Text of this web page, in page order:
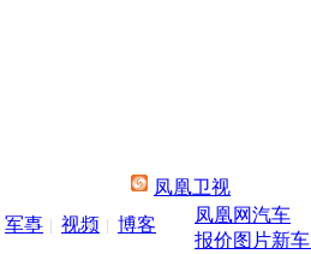
凤凰卫视
军事 视频
博客
凤凰网汽车
报价图片新车